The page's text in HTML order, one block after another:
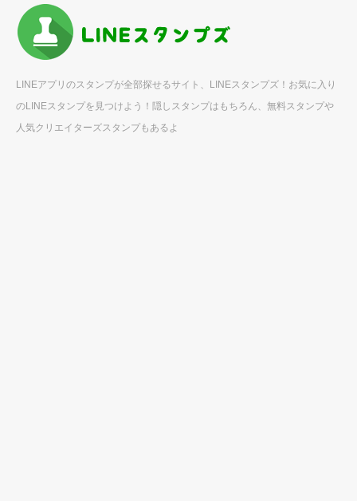
LINEアプリのスタンプが全部探せるサイト、LINEスタンプズ！お気に入り
のLINEスタンプを見つけよう！隠しスタンプはもちろん、無料スタンプや
人気クリエイターズスタンプもあるよ